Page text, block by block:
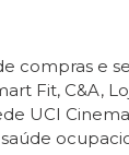
compras e
Fit, C&A,
UCI